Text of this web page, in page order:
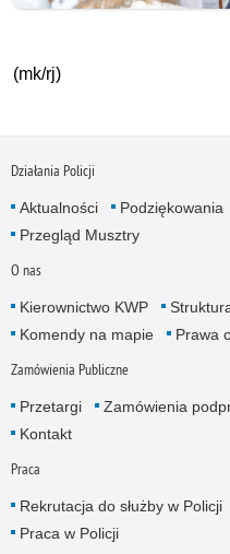
(mk/rj)
Działania Policji
Aktualności Podziękowania
Przegląd Musztry
O nas
Kierownictwo KWP
Komendy na mapie
Prawa
Zamówienia Publiczne
Przetargi Zamówienia
Kontakt
Praca
Rekrutacja do służby w Policji
Praca w Policji